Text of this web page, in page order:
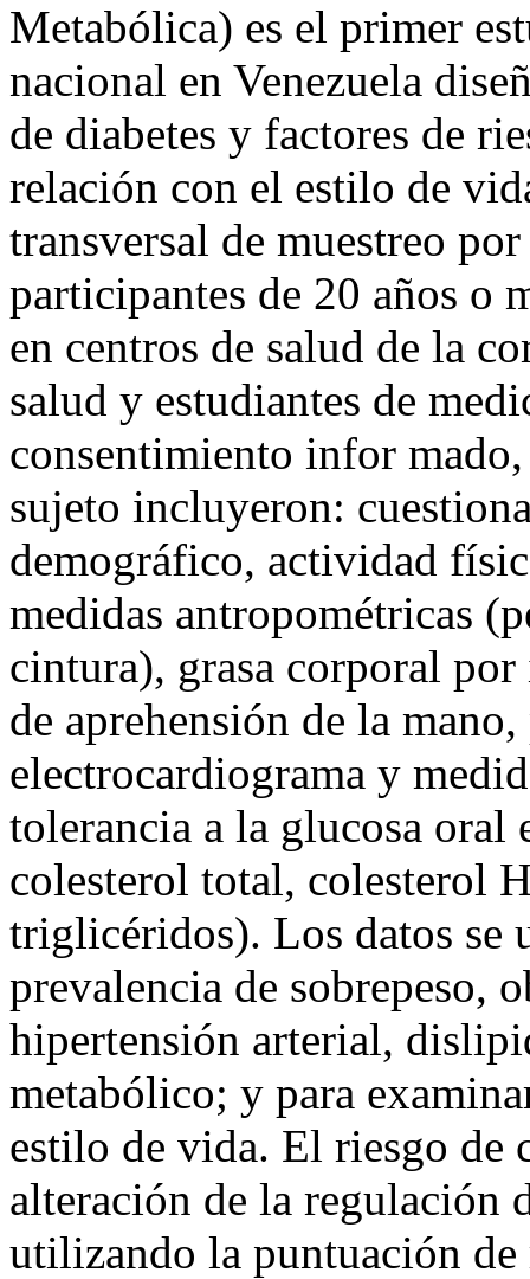
Metabólica) es el primer
nacional en Venezuela
de diabetes y factores de
relación con el estilo de
transversal de muestreo
participantes de 20 años o
en centros de salud de la
salud y estudiantes de
consentimiento infor
sujeto incluyeron:
demográfico, actividad
medidas antropométricas
cintura), grasa corporal
de aprehensión de la
electrocardiograma y
tolerancia a la glucosa oral
colesterol total, colesterol
triglicéridos). Los datos se
prevalencia de sobrepeso,
hipertensión arterial,
metabólico; y para
estilo de vida. El riesgo de
alteración de la regulación
utilizando la puntuación de